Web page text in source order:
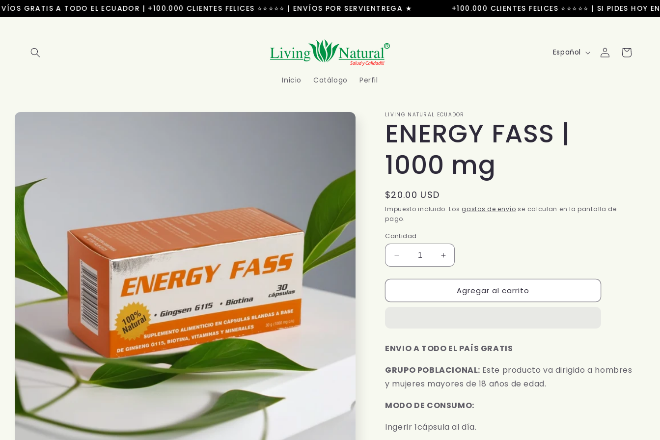
directamente
al contenido
GRATIS A TODO EL ECUADOR | +100.000 CLIENTES FELICES ⭐⭐⭐⭐⭐ | ENVÍOS POR SERVIENTREGA ★ +100.000 CLIENTES FELICES ⭐⭐⭐⭐⭐ | SI PIDES HOY
Inicio Catálogo Perfil
m
a
Español
Iniciar
sesión
Carrito
directamente
LIVING NATURAL ECUADOR
ENERGY FASS |
1000 mg
Precio
habitual
$20.00 USD
Impuesto incluido. Los gastos de envío se calculan en la pantalla de
pago.
Cantidad
Reducir
cantidad
para
FASS
Aumentar
cantidad
para
ENERGY
FASS
Agregar al carrito
ENVIO A TODO EL PAÍS GRATIS
GRUPO POBLACIONAL: Este producto va dirigido a hombres
y mujeres mayores de 18 años de edad.
MODO DE CONSUMO:
Ingerir 1cápsula al día.